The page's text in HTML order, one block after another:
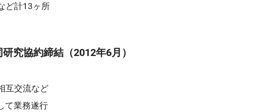
ど計13ヶ所
究協約締結（2012年6月）
互交流など
て業務遂行